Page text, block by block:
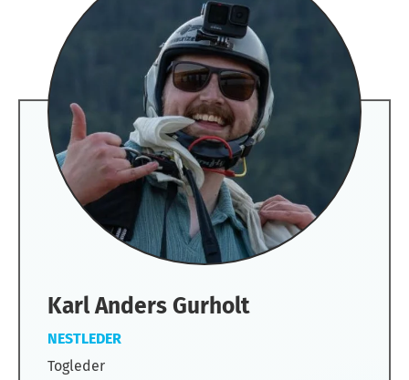
Karl Anders Gurholt
NESTLEDER
Togleder